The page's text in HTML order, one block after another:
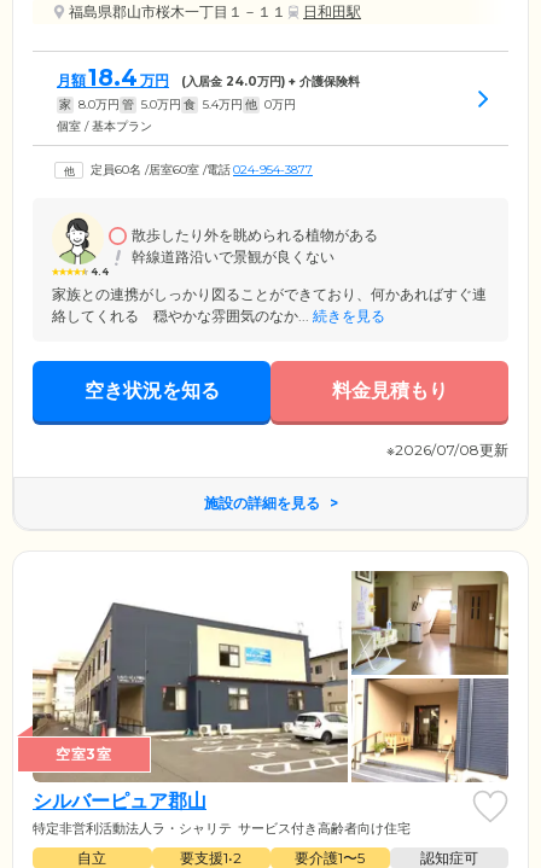
福島県郡山市桜木一丁目１－１１ 日和田駅
月額18.4 万円 (入居金 24.0万円) + 介護保険料
家 8.0万円 管 5.0万円 食 5.4万円 他 0万円
個室 / 基本プラン
定員60名 /居室60室 /電話024-954-3877
4.4
散歩したり外を眺められる植物がある
幹線道路沿いで景観が良くない
家族との連携がしっかり図ることができており、何かあればすぐ連
絡してくれる 穏やかな雰囲気のなか... 続きを見る
空き状況を知る 料金見積もり
※2026/07/08更新
施設の詳細を見る
空室3室
シルバーピュア郡山
特定非営利活動法人ラ・シャリテ サービス付き高齢者向け住宅
自立 要支援1•2 要介護1〜5
認知症可